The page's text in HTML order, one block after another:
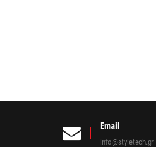
Email
info@styletech.gr